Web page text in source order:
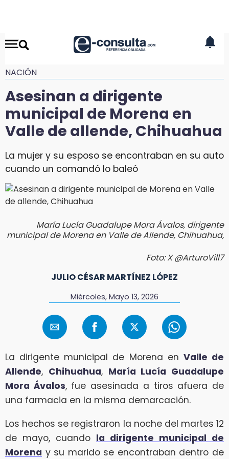
NACIÓN
Asesinan a dirigente
municipal de Morena en
Valle de allende, Chihuahua
La mujer y su esposo se encontraban en su auto
cuando un comandó lo baleó
María Lucía Guadalupe Mora Ávalos, dirigente
municipal de Morena en Valle de Allende, Chihuahua,
Foto: X @ArturoVill7
JULIO CÉSAR MARTÍNEZ LÓPEZ
Miércoles, Mayo 13, 2026
La dirigente municipal de Morena en Valle de
Allende, Chihuahua, María Lucía Guadalupe
Mora Ávalos, fue asesinada a tiros afuera de
una farmacia en la misma demarcación.
Los hechos se registraron la noche del martes 12
de mayo, cuando la dirigente municipal de
Morena y su marido se encontraban dentro de